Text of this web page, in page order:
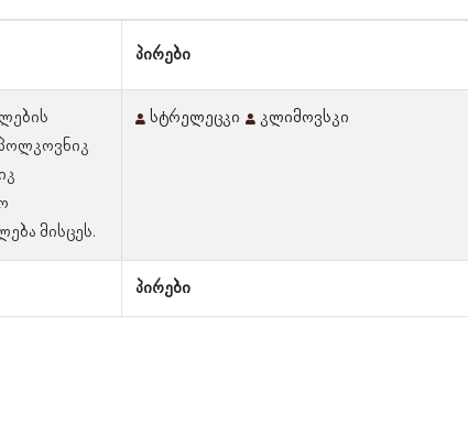
პირები
პირები
მისცეს.
სტრელეცკი კლიმოვსკი